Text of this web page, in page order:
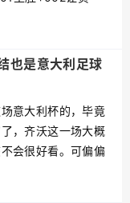
负+021主负
也是意大利足球
意大利杯的，毕竟
，齐沃这一场大概
会很好看。可偏偏
醒了就看一下，万